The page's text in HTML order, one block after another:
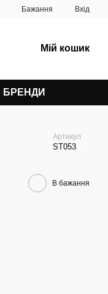
Бажання Вхід
Мій кошик
БРЕНДИ
Артикул
ST053
В бажання